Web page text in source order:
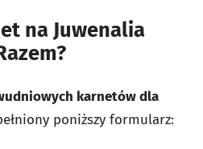
na Juwenalia
karnetów dla
poniższy formularz: